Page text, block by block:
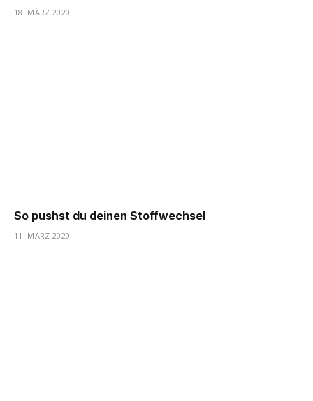
18. MÄRZ 2020
So pushst du deinen Stoffwechsel
11. MÄRZ 2020